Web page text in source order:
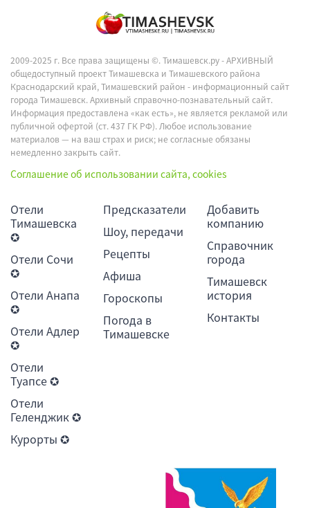
2009-2025 г. Все права защищены ©.Тимашевск.ру - АРХИВНЫЙ
общедоступный проект Тимашевска и Тимашевского района
Краснодарский край, Тимашевский район - информационный сайт
города Тимашевск. Архивный справочно-познавательный сайт.
Информация предоставлена «как есть», не является рекламой или
публичной офертой (ст. 437 ГК РФ). Любое использование
материалов — на ваш страх и риск; не согласные обязаны
немедленно закрыть сайт.
Соглашение об использовании сайта, cookies
Отели
Тимашевска
✪
Отели Сочи
✪
Отели Анапа
✪
Отели Адлер
✪
Отели
Туапсе ✪
Отели
Геленджик ✪
Курорты ✪
Предсказатели
Шоу, передачи
Рецепты
Афиша
Гороскопы
Погода в
Тимашевске
Добавить
компанию
Справочник
города
Тимашевск
история
Контакты